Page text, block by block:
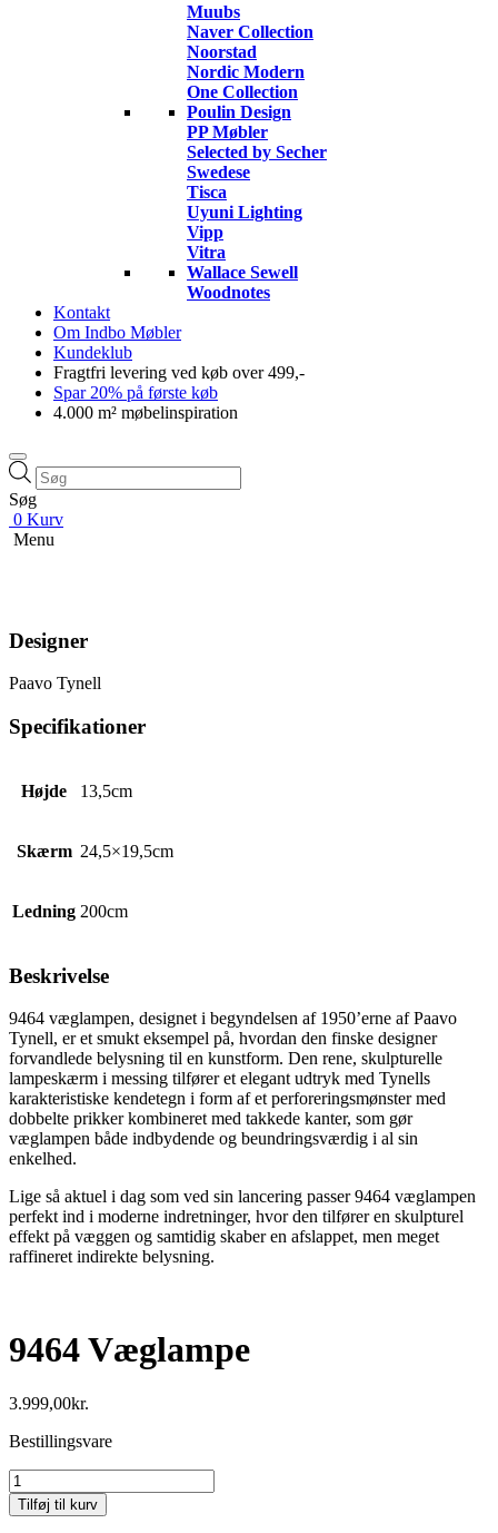
Muubs
Naver Collection
Noorstad
Nordic Modern
One Collection
Poulin Design
PP Møbler
Selected by Secher
Swedese
Tisca
Uyuni Lighting
Vipp
Vitra
Wallace Sewell
Woodnotes
Kontakt
Om Indbo Møbler
Kundeklub
Fragtfri levering ved køb over 499,-
Spar 20% på første køb
4.000 m² møbelinspiration
Products
search
Søg
0 Kurv
Menu
Designer
Paavo Tynell
Specifikationer
Højde 13,5cm
Skærm 24,5×19,5cm
Ledning 200cm
Beskrivelse
9464 væglampen, designet i begyndelsen af 1950’erne af Paavo
Tynell, er et smukt eksempel på, hvordan den finske designer
forvandlede belysning til en kunstform. Den rene, skulpturelle
lampeskærm i messing tilfører et elegant udtryk med Tynells
karakteristiske kendetegn i form af et perforeringsmønster med
dobbelte prikker kombineret med takkede kanter, som gør
væglampen både indbydende og beundringsværdig i al sin
enkelhed.
Lige så aktuel i dag som ved sin lancering passer 9464 væglampen
perfekt ind i moderne indretninger, hvor den tilfører en skulpturel
effekt på væggen og samtidig skaber en afslappet, men meget
raffineret indirekte belysning.
9464 Væglampe
3.999,00kr.
Bestillingsvare
9464
Væglampe
antal
Tilføj til kurv